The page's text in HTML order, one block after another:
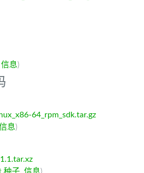
信息)
64_rpm_sdk.tar.gz
息)